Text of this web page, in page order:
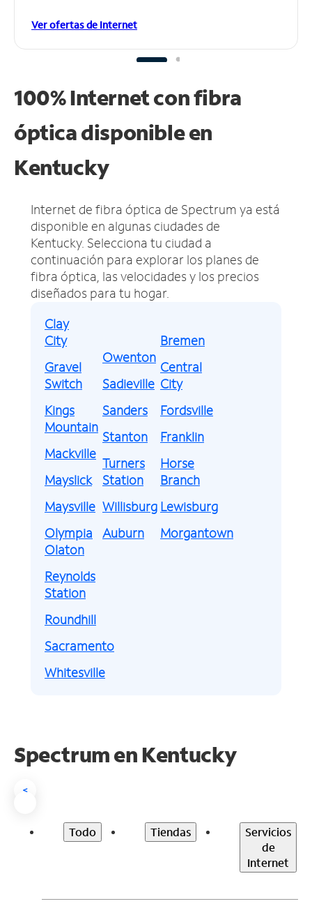
Ver ofertas de Internet
100% Internet con fibra
óptica disponible en
Kentucky
Internet de fibra óptica de Spectrum ya está
disponible en algunas ciudades de
Kentucky. Selecciona tu ciudad a
continuación para explorar los planes de
fibra óptica, las velocidades y los precios
diseñados para tu hogar.
Clay
City
Gravel
Switch
Kings
Mountain
Mackville
Mayslick
Maysville
Olympia
Owenton
Sadieville
Sanders
Stanton
Turners
Station
Willisburg
Auburn
Bremen
Central
City
Fordsville
Franklin
Horse
Branch
Lewisburg
Morgantown
Olaton
Reynolds
Station
Roundhill
Sacramento
Whitesville
Spectrum en Kentucky
<
Todo Tiendas
Servicios
de
Internet